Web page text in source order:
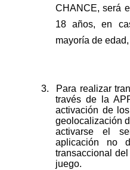
CHANCE, será
18 años, en
mayoría de
3.
Para realizar
través de la
activación de
geolocalización
activarse el
aplicación no
transaccional
juego.